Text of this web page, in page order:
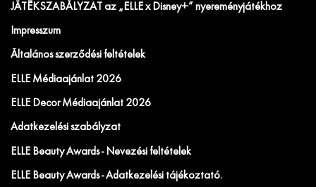
JÁTÉKSZABÁLYZAT az „ELLE x Disney+” nyereményjátékhoz
Impresszum
Általános szerződési feltételek
ELLE Médiaajánlat 2026
ELLE Decor Médiaajánlat 2026
Adatkezelési szabályzat
ELLE Beauty Awards - Nevezési feltételek
ELLE Beauty Awards - Adatkezelési tájékoztató.